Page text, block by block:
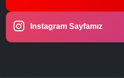
Instagram Sayfamız